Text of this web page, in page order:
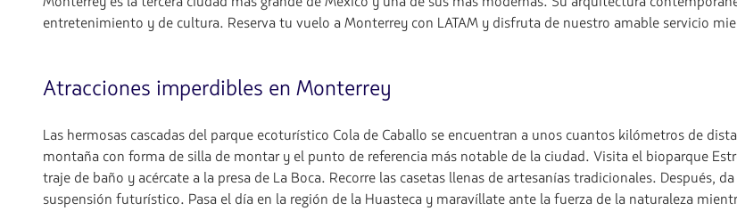
entretenimiento y de cultura. Reserva tu vuelo a Monterrey con LATAM y disfruta de nuestro amable servicio
Atracciones imperdibles en Monterrey
Las hermosas cascadas del parque ecoturístico Cola de Caballo se encuentran a unos cuantos kilómetros de
montaña con forma de silla de montar y el punto de referencia más notable de la ciudad. Visita el bioparque
traje de baño y acércate a la presa de La Boca. Recorre las casetas llenas de artesanías tradicionales. Después,
suspensión futurístico. Pasa el día en la región de la Huasteca y maravíllate ante la fuerza de la naturaleza